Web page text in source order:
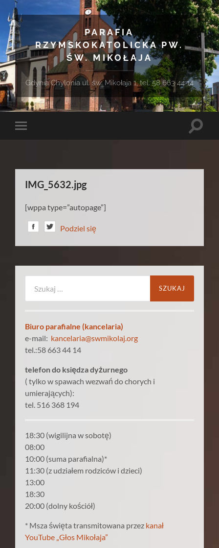
PARAFIA
RZYMSKOKATOLICKA PW.
ŚW. MIKOŁAJA
Gdynia Chylonia ul. św. Mikołaja 1, tel. 58 663 44 14
Toggle
Toggle
IMG_5632.jpg
[wppa type=”autopage”]
Podziel się
Biuro parafialne (kancelaria)
e-mail: kancelaria@swmikolaj.org
tel.:58 663 44 14
telefon do księdza dyżurnego
( tylko w spawach wezwań do chorych i
umierających):
tel. 516 368 194
18:30 (wigilijna w sobotę)
08:00
10:00 (suma parafialna)*
11:30 (z udziałem rodziców i dzieci)
13:00
18:30
20:00 (dolny kościół)
* Msza święta transmitowana przez kanał
YouTube „Głos Mikołaja”